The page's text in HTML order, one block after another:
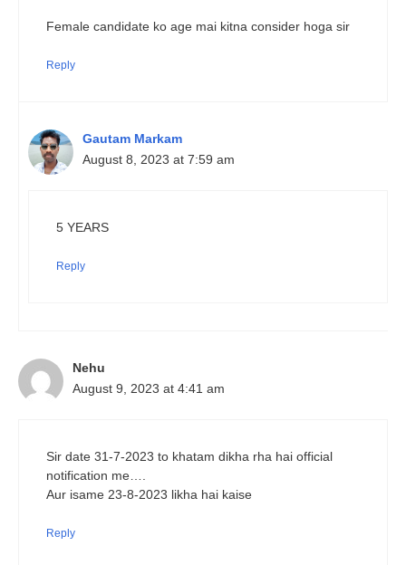
Female candidate ko age mai kitna consider hoga sir
Reply
Gautam Markam
August 8, 2023 at 7:59 am
5 YEARS
Reply
Nehu
August 9, 2023 at 4:41 am
Sir date 31-7-2023 to khatam dikha rha hai official
notification me….
Aur isame 23-8-2023 likha hai kaise
Reply